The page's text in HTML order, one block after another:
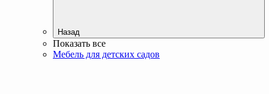
Назад
Показать все
Мебель для детских садов